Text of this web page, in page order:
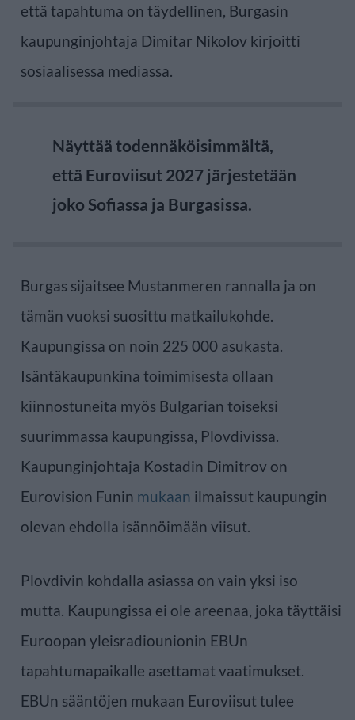
että tapahtuma on täydellinen, Burgasin
kaupunginjohtaja Dimitar Nikolov kirjoitti
sosiaalisessa mediassa.
Näyttää todennäköisimmältä,
että Euroviisut 2027 järjestetään
joko Sofiassa ja Burgasissa.
Burgas sijaitsee Mustanmeren rannalla ja on
tämän vuoksi suosittu matkailukohde.
Kaupungissa on noin 225 000 asukasta.
Isäntäkaupunkina toimimisesta ollaan
kiinnostuneita myös Bulgarian toiseksi
suurimmassa kaupungissa, Plovdivissa.
Kaupunginjohtaja Kostadin Dimitrov on
Eurovision Funin mukaan ilmaissut kaupungin
olevan ehdolla isännöimään viisut.
Plovdivin kohdalla asiassa on vain yksi iso
mutta. Kaupungissa ei ole areenaa, joka täyttäisi
Euroopan yleisradiounionin EBUn
tapahtumapaikalle asettamat vaatimukset.
EBUn sääntöjen mukaan Euroviisut tulee